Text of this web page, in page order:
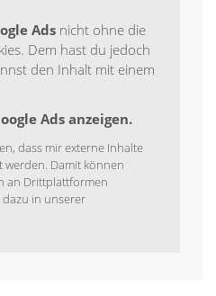
Ads nicht ohne die
Dem hast du jedoch
den Inhalt mit einem
Ads anzeigen.
dass mir externe Inhalte
werden. Damit können
an Drittplattformen
in unserer